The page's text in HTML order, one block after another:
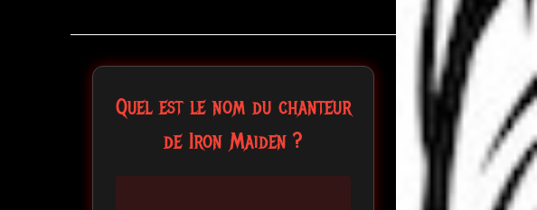
Quel est le nom du chanteur
de Iron Maiden ?